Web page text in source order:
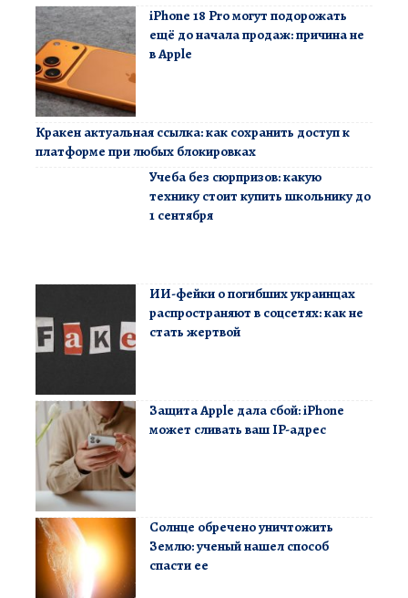
iPhone 18 Pro могут подорожать
ещё до начала продаж: причина не
в Apple
Кракен актуальная ссылка: как сохранить доступ к
платформе при любых блокировках
Учеба без сюрпризов: какую
технику стоит купить школьнику до
1 сентября
ИИ-фейки о погибших украинцах
распространяют в соцсетях: как не
стать жертвой
Защита Apple дала сбой: iPhone
может сливать ваш IP-адрес
Солнце обречено уничтожить
Землю: ученый нашел способ
спасти ее